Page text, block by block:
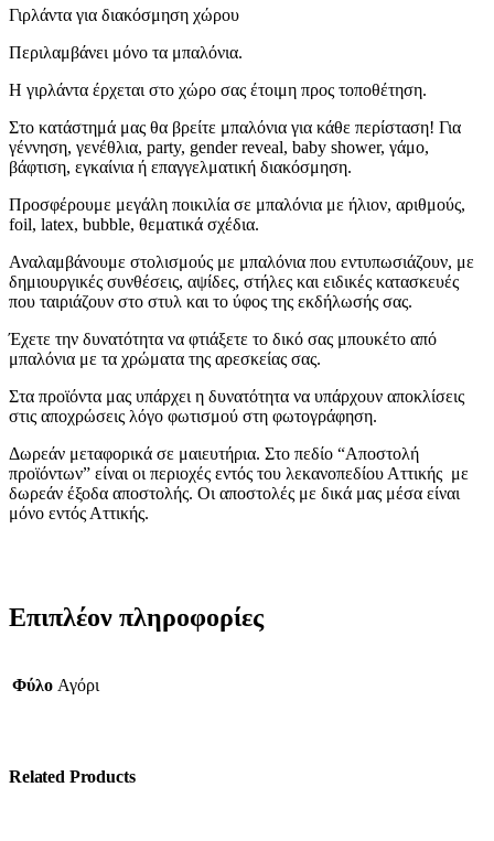
Ήλιον(€3.00)
Ήλιον(€3.00)
(€10.00)
Μπαλόνι Foil Love ροζ
με Ήλιον(€10.00)
Μπαλόνι
Foil I Love You κόκκινο με Ήλιον
(€10.00)
Μπαλόνι Foil Muah με
Ήλιον(€10.00)
με Ήλιον(€10.00)
Μπαλόνι Team
Bride Latex με Ήλιον(€3.00)
Μπαλόνι Foil Team
Bride με Ήλιον(€10.00)
Μπαλόνι Foil Mr &
Mrs με Ήλιον(€10.00)
Μπαλόνι Foil Get
Well Soon με Ήλιον
(€10.00)
Γιρλάντα για διακόσμηση χώρου
Περιλαμβάνει μόνο τα μπαλόνια.
Η γιρλάντα έρχεται στο χώρο σας έτοιμη προς τοποθέτηση.
Στο κατάστημά μας θα βρείτε μπαλόνια για κάθε περίσταση! Για
γέννηση, γενέθλια, party, gender reveal, baby shower, γάμο,
βάφτιση, εγκαίνια ή επαγγελματική διακόσμηση.
Προσφέρουμε μεγάλη ποικιλία σε μπαλόνια με ήλιον, αριθμούς,
foil, latex, bubble, θεματικά σχέδια.
Αναλαμβάνουμε στολισμούς με μπαλόνια που εντυπωσιάζουν, με
δημιουργικές συνθέσεις, αψίδες, στήλες και ειδικές κατασκευές
που ταιριάζουν στο στυλ και το ύφος της εκδήλωσής σας.
Έχετε την δυνατότητα να φτιάξετε το δικό σας μπουκέτο από
μπαλόνια με τα χρώματα της αρεσκείας σας.
Στα προϊόντα μας υπάρχει η δυνατότητα να υπάρχουν αποκλίσεις
στις αποχρώσεις λόγο φωτισμού στη φωτογράφηση.
Δωρεάν μεταφορικά σε μαιευτήρια. Στο πεδίο “Αποστολή
προϊόντων” είναι οι περιοχές εντός του λεκανοπεδίου Αττικής με
δωρεάν έξοδα αποστολής. Οι αποστολές με δικά μας μέσα είναι
μόνο εντός Αττικής.
Επιπλέον πληροφορίες
Φύλο Αγόρι
Related Products